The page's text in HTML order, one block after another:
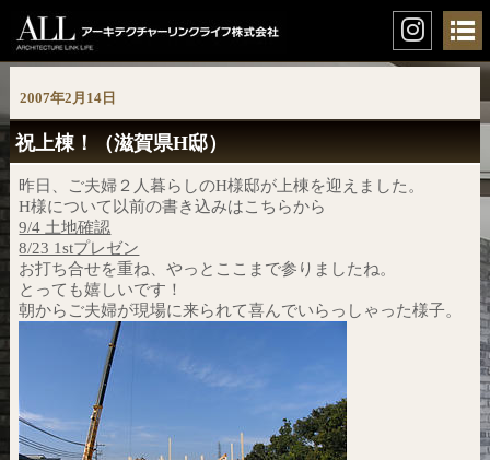
2007年2月14日
祝上棟！（滋賀県H邸）
昨日、ご夫婦２人暮らしのH様邸が上棟を迎えました。
H様について以前の書き込みはこちらから
9/4 土地確認
8/23 1stプレゼン
お打ち合せを重ね、やっとここまで参りましたね。
とっても嬉しいです！
朝からご夫婦が現場に来られて喜んでいらっしゃった様子。